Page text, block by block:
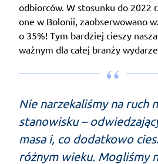
odbiorców. W stosunku do 2022
one w Bolonii, zaobserwowano
o 35%! Tym bardziej cieszy
ważnym dla całej branży
Nie narzekaliśmy na ruch
stanowisku –
masa i, co dodatkowo
różnym wieku. Mogliśmy